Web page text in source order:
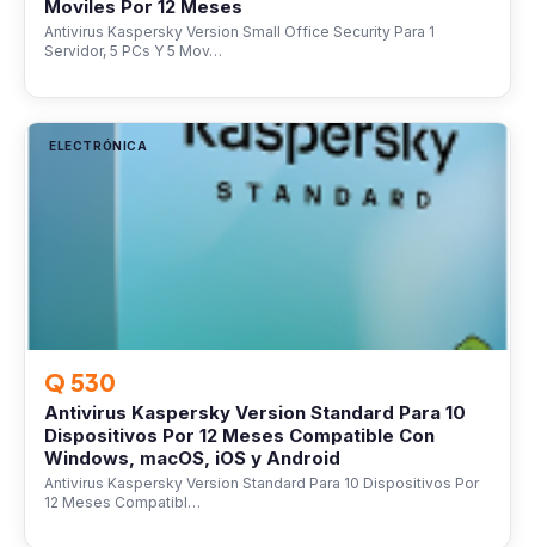
Moviles Por 12 Meses
Antivirus Kaspersky Version Small Office Security Para 1
Servidor, 5 PCs Y 5 Mov…
ELECTRÓNICA
Q 530
Antivirus Kaspersky Version Standard Para 10
Dispositivos Por 12 Meses Compatible Con
Windows, macOS, iOS y Android
Antivirus Kaspersky Version Standard Para 10 Dispositivos Por
12 Meses Compatibl…